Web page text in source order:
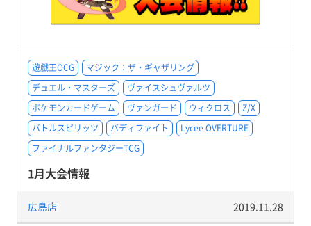
遊戯王OCG
マジック：ザ・ギャザリング
デュエル・マスターズ
ヴァイスシュヴァルツ
ポケモンカードゲーム
ヴァンガード ウィクロス
Z/X
バトルスピリッツ
バディファイト
Lycee OVERTURE
ファイナルファンタジーTCG
1月大会情報
広島店 2019.11.28